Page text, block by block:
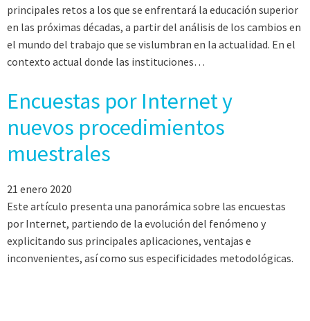
principales retos a los que se enfrentará la educación superior
en las próximas décadas, a partir del análisis de los cambios en
el mundo del trabajo que se vislumbran en la actualidad. En el
contexto actual donde las instituciones…
Encuestas por Internet y
nuevos procedimientos
muestrales
21 enero 2020
Este artículo presenta una panorámica sobre las encuestas
por Internet, partiendo de la evolución del fenómeno y
explicitando sus principales aplicaciones, ventajas e
inconvenientes, así como sus especificidades metodológicas.